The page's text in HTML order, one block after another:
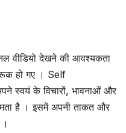
वीडियो देखने की आवश्यकता
हो गए । Self
स्वयं के विचारों, भावनाओं और
है । इसमें अपनी ताकत और